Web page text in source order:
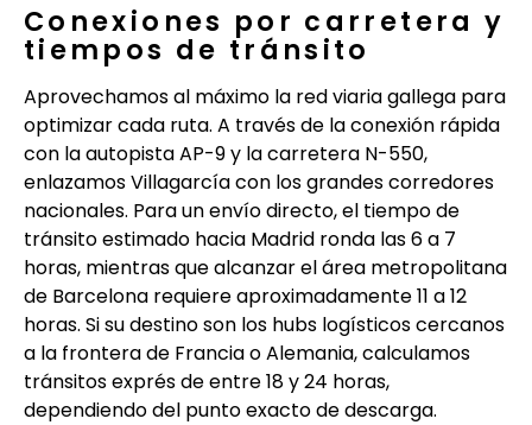
Conexiones por carretera y
tiempos de tránsito
Aprovechamos al máximo la red viaria gallega para
optimizar cada ruta. A través de la conexión rápida
con la autopista AP-9 y la carretera N-550,
enlazamos Villagarcía con los grandes corredores
nacionales. Para un envío directo, el tiempo de
tránsito estimado hacia Madrid ronda las 6 a 7
horas, mientras que alcanzar el área metropolitana
de Barcelona requiere aproximadamente 11 a 12
horas. Si su destino son los hubs logísticos cercanos
a la frontera de Francia o Alemania, calculamos
tránsitos exprés de entre 18 y 24 horas,
dependiendo del punto exacto de descarga.